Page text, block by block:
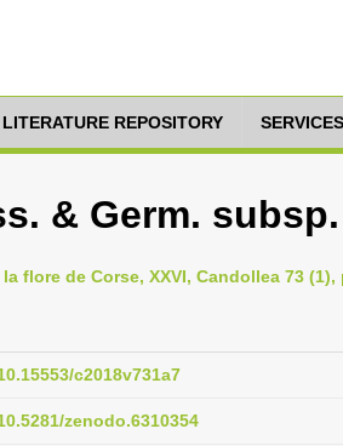
REPOSITORY SERVICES
& Germ.
flore de Corse, XXVI, Candollea 73 (1),
c2018v731a7
zenodo.6310354